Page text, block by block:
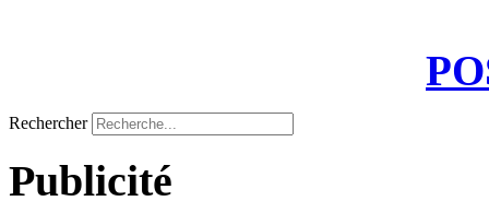
Rechercher
Publicité